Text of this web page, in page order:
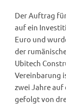
Der Auftrag
auf ein
Euro und
der
Ubitech
Vereinbarung
zwei Jahre auf
gefolgt von